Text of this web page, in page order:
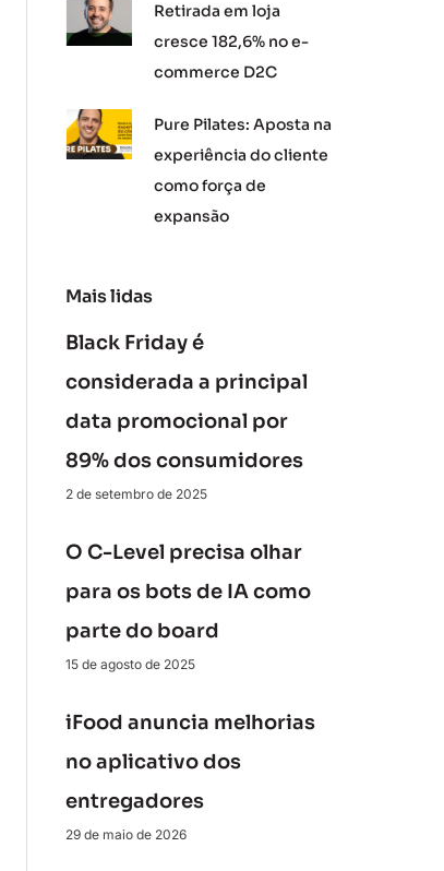
Retirada em loja
cresce 182,6% no e-
commerce D2C
Pure Pilates: Aposta na
experiência do cliente
como força de
expansão
Mais lidas
Black Friday é
considerada a principal
data promocional por
89% dos consumidores
2 de setembro de 2025
O C-Level precisa olhar
para os bots de IA como
parte do board
15 de agosto de 2025
iFood anuncia melhorias
no aplicativo dos
entregadores
29 de maio de 2026